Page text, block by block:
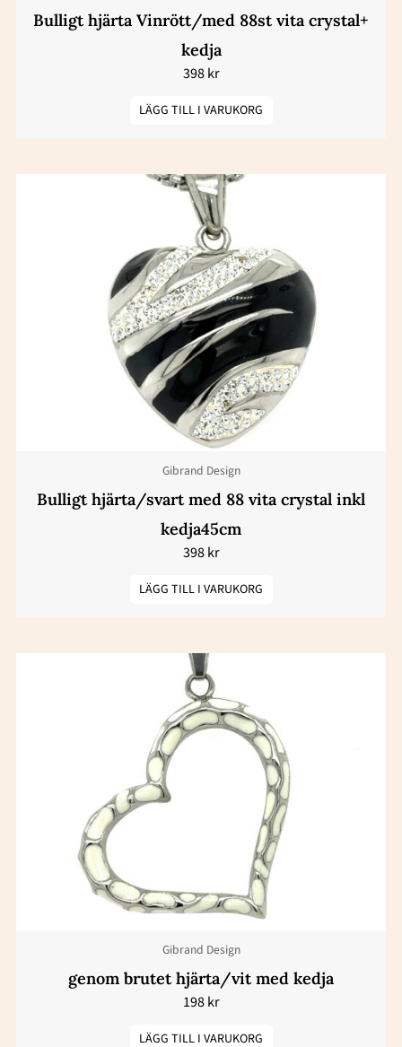
Bulligt hjärta Vinrött/med 88st vita crystal+
kedja
398kr
LÄGG TILL I VARUKORG
Gibrand Design
Bulligt hjärta/svart med 88 vita crystal inkl
kedja45cm
398kr
LÄGG TILL I VARUKORG
Gibrand Design
genom brutet hjärta/vit med kedja
198kr
LÄGG TILL I VARUKORG